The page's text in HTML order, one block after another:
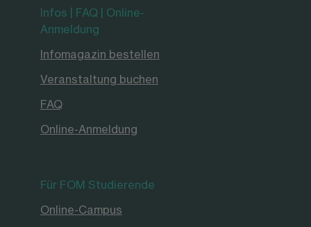
Infos | FAQ | Online-
Anmeldung
Infomagazin bestellen
Veranstaltung buchen
FAQ
Online-Anmeldung
Für FOM Studierende
Online-Campus